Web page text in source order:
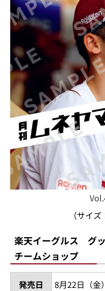
（サイ
楽天イーグルス グ
チームショップ
発売日 8月22日（金